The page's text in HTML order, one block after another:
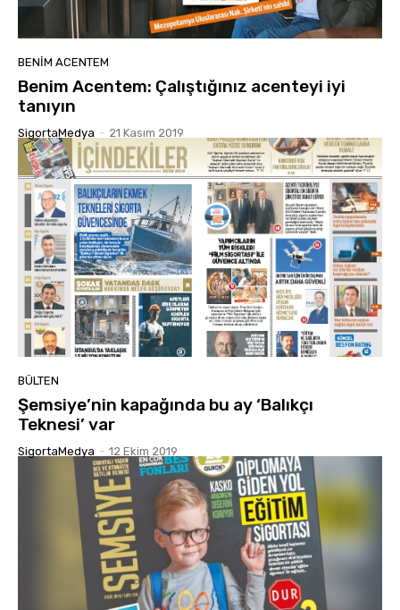
BENIM ACENTEM
Benim Acentem: Çalıştığınız acenteyi iyi
tanıyın
SigortaMedya - 21 Kasım 2019
BÜLTEN
Şemsiye’nin kapağında bu ay ‘Balıkçı
Teknesi’ var
SigortaMedya - 12 Ekim 2019